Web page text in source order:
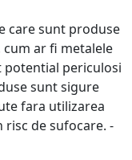
care sunt produse
ar fi metalele
potential periculosi
sunt sigure
fara utilizarea
de sufocare. -